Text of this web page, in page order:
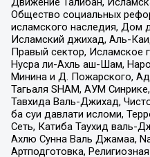
Общество социальных
исламского наследия,
Исламский джихад, Аль-
Правый сектор, Исламское
Нусра ли-Ахль аш-Шам,
Минина и Д. Пожарского,
Тагьаля SHAM, АУМ
Тавхида Валь-Джихад,
ба суи давлати исломи,
Сеть, Катиба Таухид валь-
Ахлю Сунна Валь Джамаа,
Артподготовка,